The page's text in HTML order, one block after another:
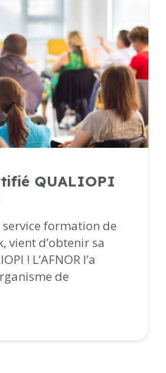
QUALIOPI
formation de
vient d’obtenir sa
! L’AFNOR l’a
de